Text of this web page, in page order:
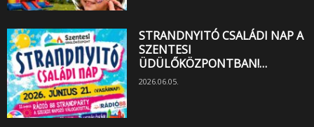
STRANDNYITÓ CSALÁDI NAP A
SZENTESI
ÜDÜLŐKÖZPONTBAN!…
2026.06.05.